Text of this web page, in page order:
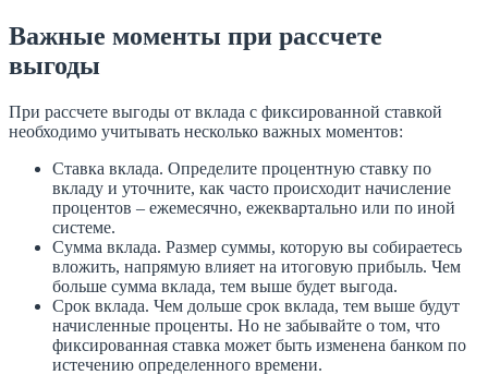
Важные моменты при рассчете
выгоды
При рассчете выгоды от вклада с фиксированной ставкой
необходимо учитывать несколько важных моментов:
Ставка вклада. Определите процентную ставку по
вкладу и уточните, как часто происходит начисление
процентов – ежемесячно, ежеквартально или по иной
системе.
Сумма вклада. Размер суммы, которую вы собираетесь
вложить, напрямую влияет на итоговую прибыль. Чем
больше сумма вклада, тем выше будет выгода.
Срок вклада. Чем дольше срок вклада, тем выше будут
начисленные проценты. Но не забывайте о том, что
фиксированная ставка может быть изменена банком по
истечению определенного времени.